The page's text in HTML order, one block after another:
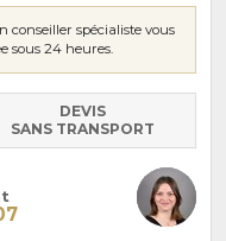
conseiller spécialiste vous
sous 24 heures.
DEVIS
SANS TRANSPORT